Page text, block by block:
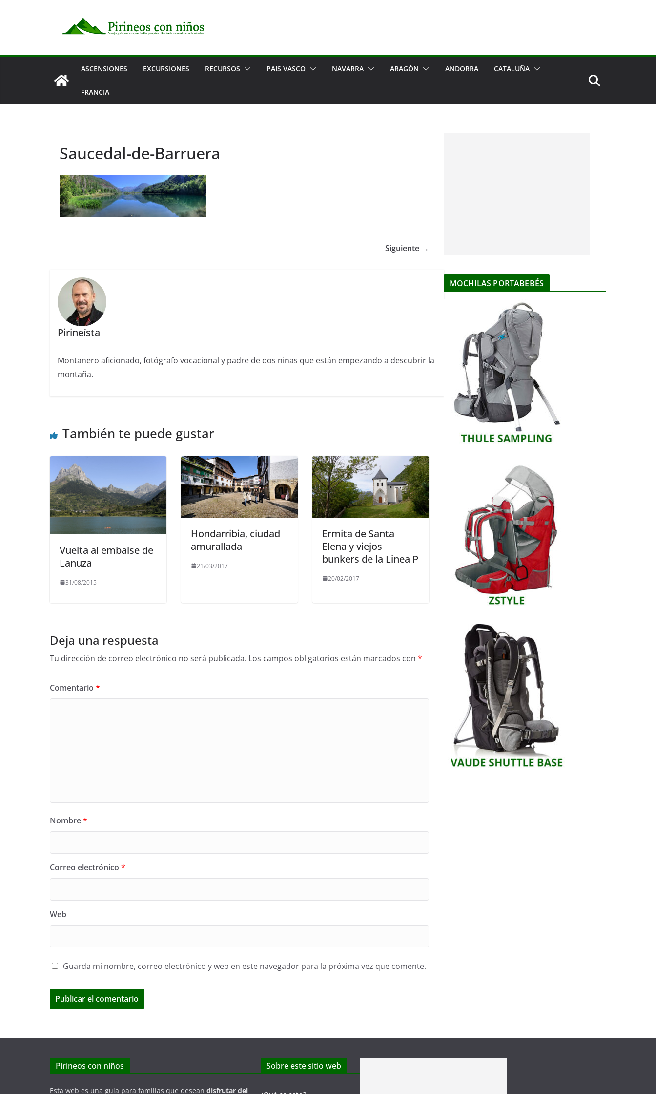
ASCENSIONES EXCURSIONES RECURSOS PAIS VASCO NAVARRA ARAGÓN ANDORRA CATALUÑA
FRANCIA
Saucedal-de-Barruera
Siguiente →
Pirineísta
Montañero aficionado, fotógrafo vocacional y padre de dos niñas que están empezando a descubrir la
montaña.
También te puede gustar
Vuelta al embalse de
Lanuza
31/08/2015
Hondarribia, ciudad
amurallada
21/03/2017
Ermita de Santa
Elena y viejos
bunkers de la Linea P
20/02/2017
Deja una respuesta
Tu dirección de correo electrónico no será publicada. Los campos obligatorios están marcados con *
Comentario *
Nombre*
Correo electrónico *
Web
Guarda mi nombre, correo electrónico y web en este navegador para la próxima vez que comente.
MOCHILAS PORTABEBÉS
Pirineos con niños
Esta web es una guía para familias que desean disfrutar del
Sobre este sitio web